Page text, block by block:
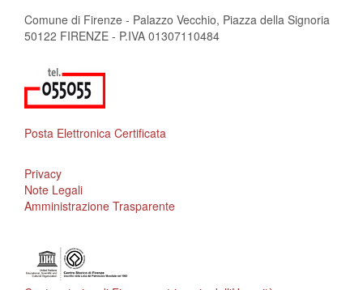
Comune di Firenze - Palazzo Vecchio, Piazza della Signoria
50122 FIRENZE - P.IVA 01307110484
Posta Elettronica Certificata
Privacy
Note Legali
Amministrazione Trasparente